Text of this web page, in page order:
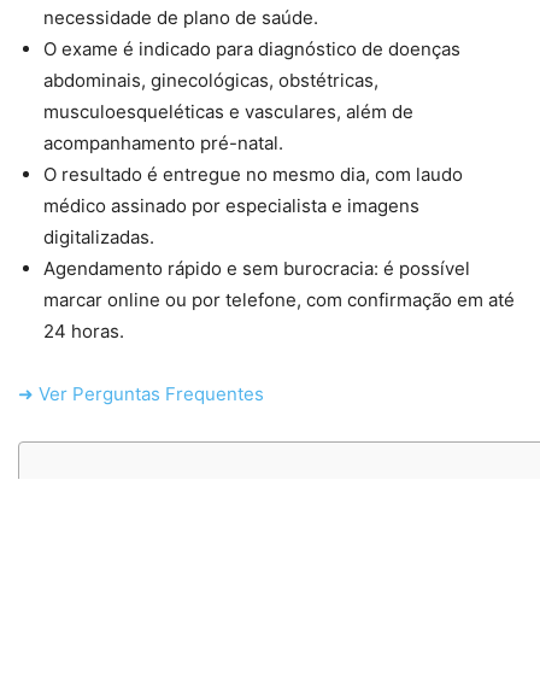
necessidade de plano de saúde.
O exame é indicado para diagnóstico de doenças
abdominais, ginecológicas, obstétricas,
musculoesqueléticas e vasculares, além de
acompanhamento pré-natal.
O resultado é entregue no mesmo dia, com laudo
médico assinado por especialista e imagens
digitalizadas.
Agendamento rápido e sem burocracia: é possível
marcar online ou por telefone, com confirmação em até
24 horas.
➜ Ver Perguntas Frequentes